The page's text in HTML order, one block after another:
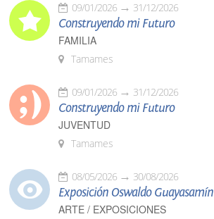
09/01/2026 31/12/2026
Construyendo mi Futuro
FAMILIA
Tamames
09/01/2026 31/12/2026
Construyendo mi Futuro
JUVENTUD
Tamames
08/05/2026 30/08/2026
Exposición Oswaldo Guayasamín
ARTE / EXPOSICIONES